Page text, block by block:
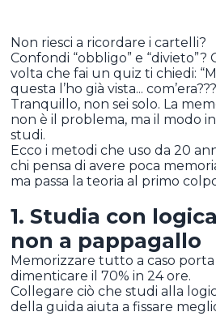
Non riesci a ricordare i cartelli?
Confondi “obbligo” e “divieto”?
volta che fai un quiz ti chiedi:
questa l’ho già vista...
Tranquillo, non sei solo. La
non è il problema, ma il modo
studi.
Ecco i metodi che uso da 20
chi pensa di avere poca
ma passa la teoria al primo
1. Studia con
non a pappagallo
Memorizzare tutto a caso porta
dimenticare il 70% in 24 ore.
Collegare ciò che studi alla
della guida aiuta a fissare